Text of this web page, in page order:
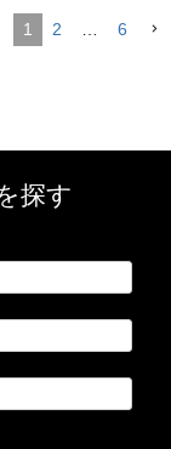
1 2 6
探す